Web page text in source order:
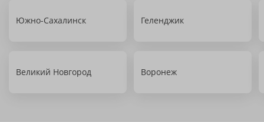
Южно-Сахалинск Геленджик
Великий Новгород Воронеж